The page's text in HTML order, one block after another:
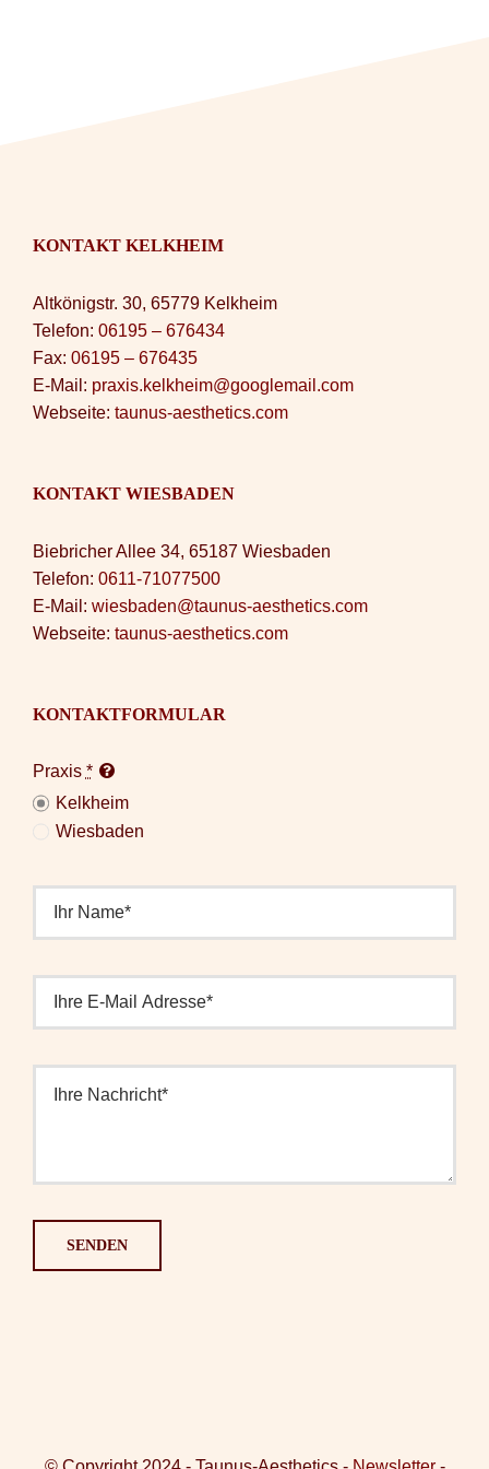
KONTAKT KELKHEIM
Altkönigstr. 30, 65779 Kelkheim
Telefon: 06195 – 676434
Fax: 06195 – 676435
E-Mail: praxis.kelkheim@googlemail.com
Webseite: taunus-aesthetics.com
KONTAKT WIESBADEN
Biebricher Allee 34, 65187 Wiesbaden
Telefon: 0611-71077500
E-Mail: wiesbaden@taunus-aesthetics.com
Webseite: taunus-aesthetics.com
KONTAKTFORMULAR
Praxis *
Kelkheim
Wiesbaden
SENDEN